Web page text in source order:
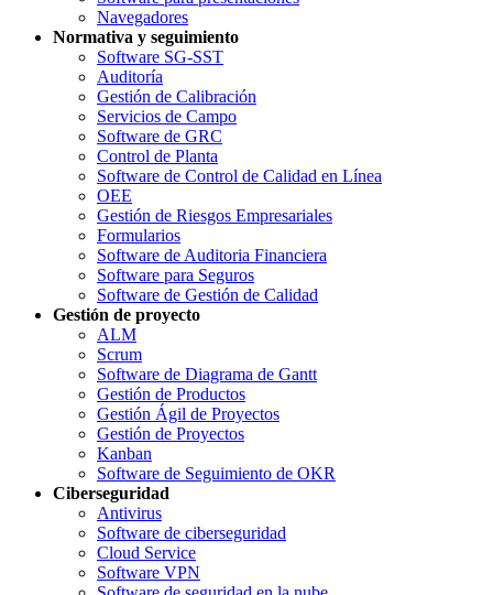
Navegadores
Normativa y seguimiento
Software SG-SST
Auditoría
Gestión de Calibración
Servicios de Campo
Software de GRC
Control de Planta
Software de Control de Calidad en Línea
OEE
Gestión de Riesgos Empresariales
Formularios
Software de Auditoria Financiera
Software para Seguros
Software de Gestión de Calidad
Gestión de proyecto
ALM
Scrum
Software de Diagrama de Gantt
Gestión de Productos
Gestión Ágil de Proyectos
Gestión de Proyectos
Kanban
Software de Seguimiento de OKR
Ciberseguridad
Antivirus
Software de ciberseguridad
Cloud Service
Software VPN